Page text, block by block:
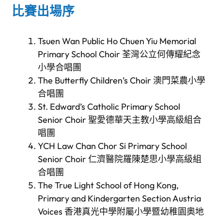
比賽出場序
Tsuen Wan Public Ho Chuen Yiu Memorial
Primary School Choir 荃灣公立何傳耀紀念
小學合唱團
The Butterfly Children’s Choir 澳門菜農小學
合唱團
St. Edward’s Catholic Primary School
Senior Choir 聖愛德華天主教小學高級組合
唱團
YCH Law Chan Chor Si Primary School
Senior Choir 仁濟醫院羅陳楚思小學高級組
合唱團
The True Light School of Hong Kong,
Primary and Kindergarten Section Austria
Voices 香港真光中學附屬小學暨幼稚園奧地